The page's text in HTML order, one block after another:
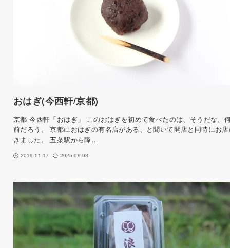
おはぎ(今西軒/京都)
京都 今西軒「おはぎ」 このおはぎを初めて食べたのは、そうだな、
前だろう。 京都におはぎの有名店がある、と聞いて開店と同時にお
きました。 五条駅から降…
2019-11-17 2025-09-03